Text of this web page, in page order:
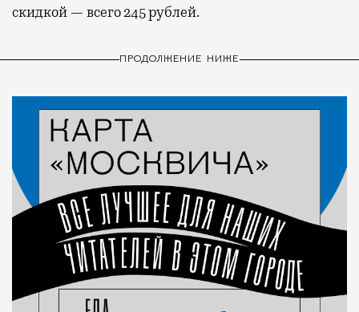
скидкой — всего 245 рублей.
ПРОДОЛЖЕНИЕ НИЖЕ